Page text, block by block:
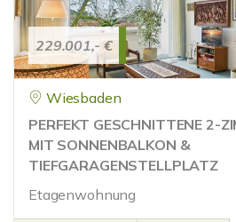
229.001,- €
Wiesbaden
PERFEKT GESCHNITTENE 2-
MIT SONNENBALKON &
TIEFGARAGENSTELLPLATZ
Etagenwohnung